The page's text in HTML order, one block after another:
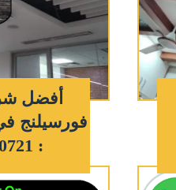
أفضل
فورسيلنج
: 0542740721